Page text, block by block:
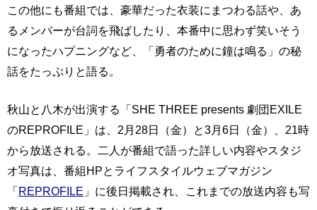
この他にも番組では、豪華だった衣装にまつわる話や、あ
るメンバーが台詞を飛ばしたり、本番中に思わず笑いそう
になったハプニングなど、「勇者のために鐘は鳴る」の秘
話をたっぷりと語る。
秋山と八木が出演する「SHE THREE presents 劇団EXILE
のREPROFILE」は、2月28日（金）と3月6日（金）、21時
から放送される。二人が番組で語った詳しい内容やスタジ
オ写真は、番組HPとライフスタイルウェブマガジン
「REPROFILE 」に後日掲載され、これまでの放送内容も写